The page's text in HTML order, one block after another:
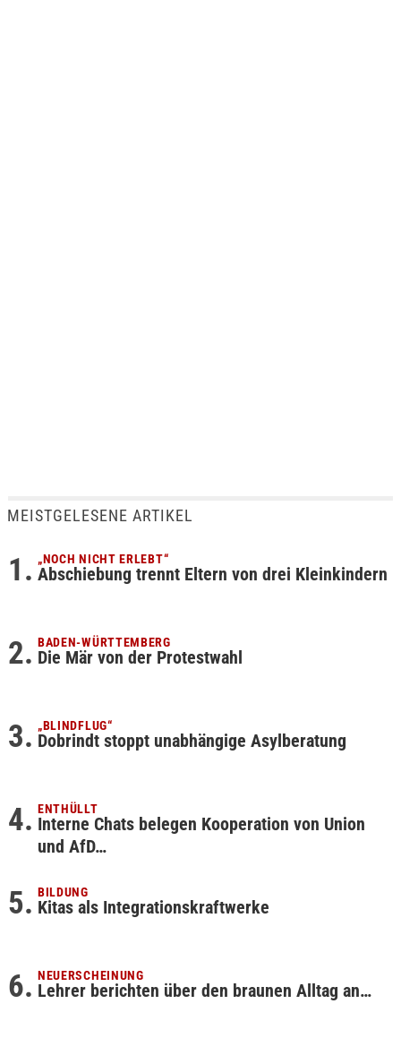
MEISTGELESENE ARTIKEL
„NOCH NICHT ERLEBT“
Abschiebung trennt Eltern von drei Kleinkindern
BADEN-WÜRTTEMBERG
Die Mär von der Protestwahl
„BLINDFLUG“
Dobrindt stoppt unabhängige Asylberatung
ENTHÜLLT
Interne Chats belegen Kooperation von Union
und AfD…
BILDUNG
Kitas als Integrationskraftwerke
NEUERSCHEINUNG
Lehrer berichten über den braunen Alltag an…